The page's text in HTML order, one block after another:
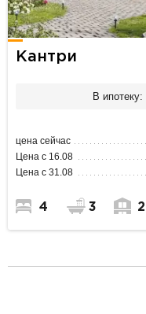
Кантри
В ипотеку:
цена сейчас
Цена с 16.08
Цена с 31.08
4 3 2